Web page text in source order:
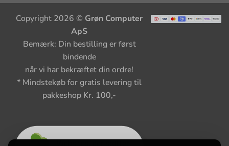
Copyright 2026 © Grøn Computer
ApS
Bemærk: Din bestilling er først
bindende
når vi har bekræftet din ordre!
* Mindstekøb for gratis levering til
pakkeshop Kr. 100,-